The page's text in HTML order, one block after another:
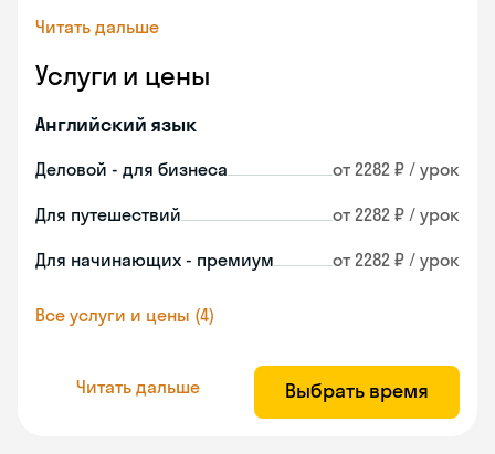
Читать дальше
Услуги и цены
Английский язык
Деловой - для бизнеса от 2282 ₽ / урок
Для путешествий от 2282 ₽ / урок
Для начинающих - премиум от 2282 ₽ / урок
Все услуги и цены (4)
Читать дальше Выбрать время